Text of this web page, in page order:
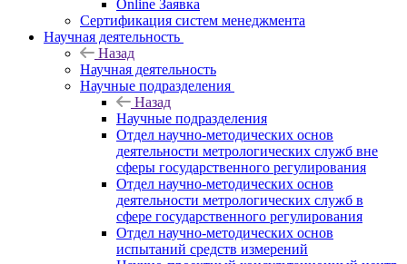
Online Заявка
Сертификация систем менеджмента
Научная деятельность
Назад
Научная деятельность
Научные подразделения
Назад
Научные подразделения
Отдел научно-методических основ
деятельности метрологических служб вне
сферы государственного регулирования
Отдел научно-методических основ
деятельности метрологических служб в
сфере государственного регулирования
Отдел научно-методических основ
испытаний средств измерений